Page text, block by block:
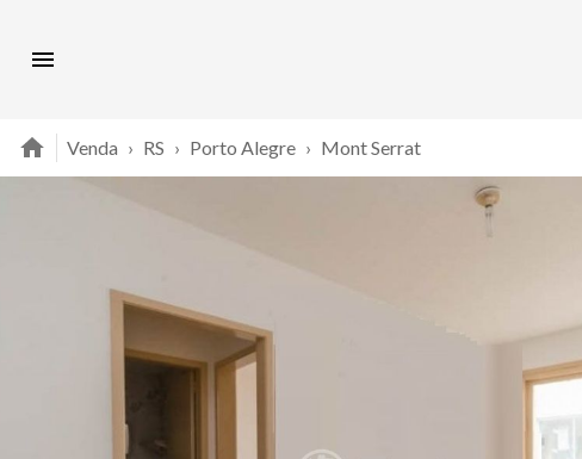
Venda › RS › Porto Alegre › Mont Serrat